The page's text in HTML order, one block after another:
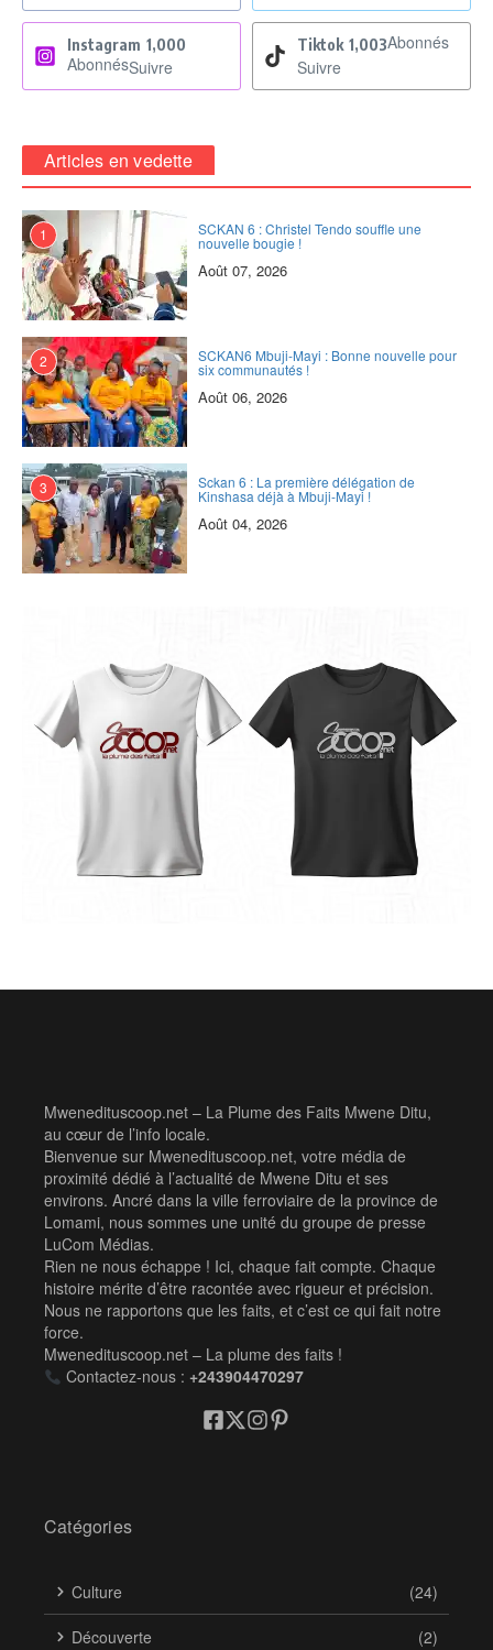
Instagram 1,000
AbonnésSuivre
Tiktok 1,003Abonnés
Suivre
Articles en vedette
1 SCKAN 6 : Christel Tendo souffle une
nouvelle bougie !
Août 07, 2026
2 SCKAN6 Mbuji-Mayi : Bonne nouvelle pour
six communautés !
Août 06, 2026
3 Sckan 6 : ‎La première délégation de
Kinshasa déjà à Mbuji-Mayi !
Août 04, 2026
Mwenedituscoop.net – La Plume des Faits Mwene Ditu,
au cœur de l’info locale.
Bienvenue sur Mwenedituscoop.net, votre média de
proximité dédié à l’actualité de Mwene Ditu et ses
environs. Ancré dans la ville ferroviaire de la province de
Lomami, nous sommes une unité du groupe de presse
LuCom Médias.
Rien ne nous échappe ! Ici, chaque fait compte. Chaque
histoire mérite d’être racontée avec rigueur et précision.
Nous ne rapportons que les faits, et c’est ce qui fait notre
force.
Mwenedituscoop.net – La plume des faits !
Contactez-nous : +243904470297
Catégories
Culture (24)
Découverte (2)